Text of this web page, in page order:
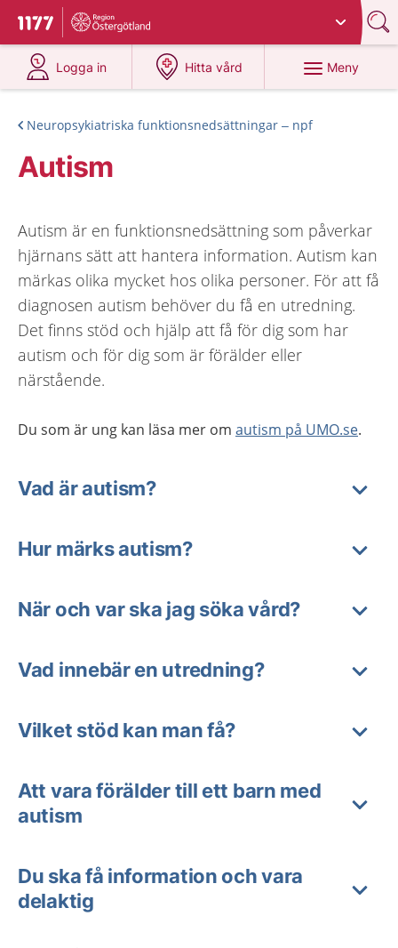
Till startsidan för 1177
Du har valt region
Logga in
på 1177.se
Hitta vård
på 1177.se
Meny
Neuropsykiatriska funktionsnedsättningar – npf
Autism
Autism är en funktionsnedsättning som påverkar
hjärnans sätt att hantera information. Autism kan
märkas olika mycket hos olika personer. För att få
diagnosen autism behöver du få en utredning.
Det finns stöd och hjälp att få för dig som har
autism och för dig som är förälder eller
närstående.
Du som är ung kan läsa mer om autism på UMO.se.
Vad är autism?
Hur märks autism?
När och var ska jag söka vård?
Vad innebär en utredning?
Vilket stöd kan man få?
Att vara förälder till ett barn med
autism
Du ska få information och vara
delaktig